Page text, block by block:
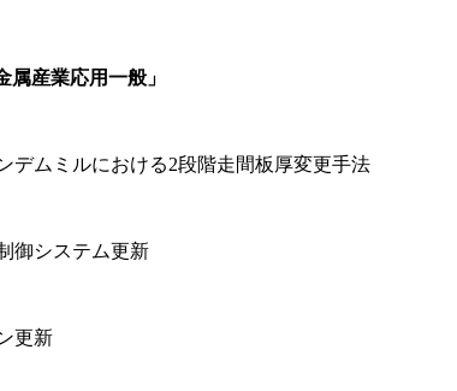
産業応用一般」
デムミルにおける2段階走間板厚変更手法
御システム更新
更新